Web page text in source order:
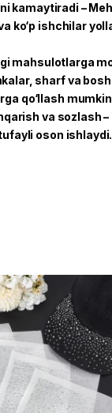
kamaytiradi –
ko‘p ishchilar
mahsulotlarga
sharf va
qo‘llash
va sozlash –
oson ishlaydi.